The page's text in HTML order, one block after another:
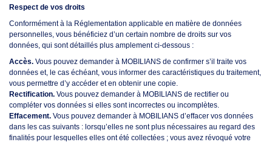
Respect de vos droits
Conformément à la Réglementation applicable en matière de données
personnelles, vous bénéficiez d’un certain nombre de droits sur vos
données, qui sont détaillés plus amplement ci-dessous :
Accès. Vous pouvez demander à MOBILIANS de confirmer s’il traite vos
données et, le cas échéant, vous informer des caractéristiques du traitement,
vous permettre d’y accéder et en obtenir une copie.
Rectification. Vous pouvez demander à MOBILIANS de rectifier ou
compléter vos données si elles sont incorrectes ou incomplètes.
Effacement. Vous pouvez demander à MOBILIANS d’effacer vos données
dans les cas suivants : lorsqu’elles ne sont plus nécessaires au regard des
finalités pour lesquelles elles ont été collectées ; vous avez révoqué votre